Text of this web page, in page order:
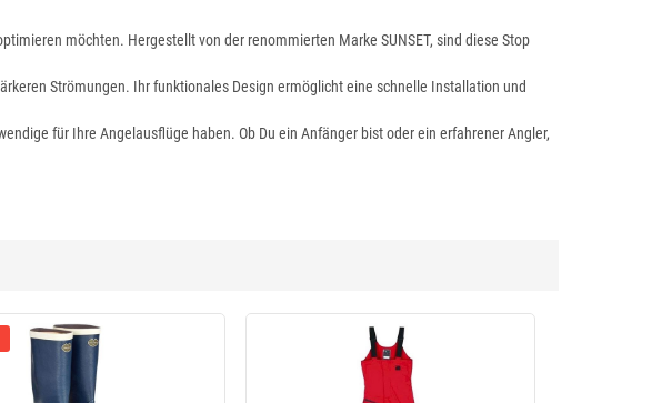
möchten. Hergestellt von der renommierten Marke SUNSET, sind diese Stop
Strömungen. Ihr funktionales Design ermöglicht eine schnelle Installation und
für Ihre Angelausflüge haben. Ob Du ein Anfänger bist oder ein erfahrener Angler,